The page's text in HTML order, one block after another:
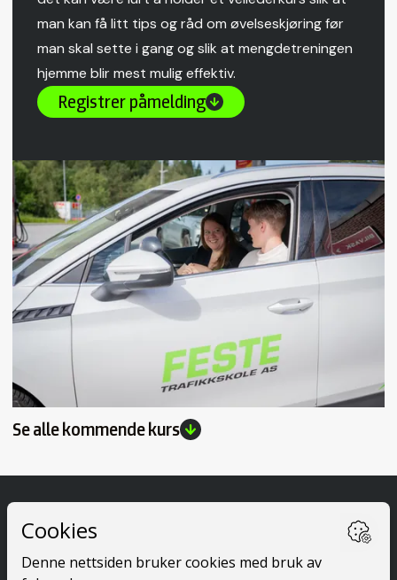
man kan få litt tips og råd om øvelseskjøring før
man skal sette i gang og slik at mengdetreningen
hjemme blir mest mulig effektiv.
Registrer påmelding
Se alle kommende kurs